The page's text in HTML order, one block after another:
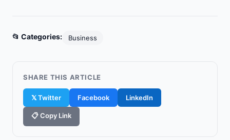
📂 Categories: Business
SHARE THIS ARTICLE
𝕏 Twitter Facebook LinkedIn
📋 Copy Link